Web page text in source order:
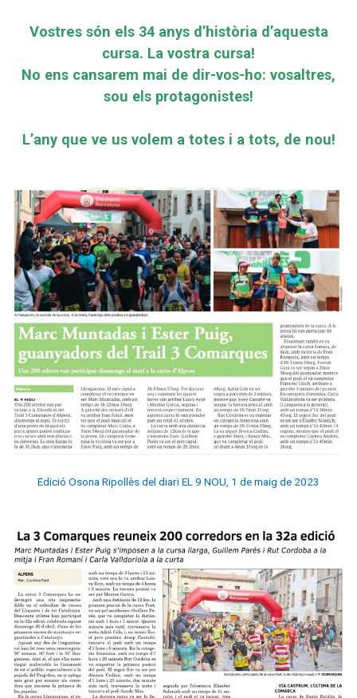
Vostres són els 34 anys d’història d’aquesta
cursa. La vostra cursa!
No ens cansarem mai de dir-vos-ho: vosaltres,
sou els protagonistes!
L’any que ve us volem a totes i a tots, de nou!
Edició Osona Ripollès del diari EL 9 NOU, 1 de maig de 2023